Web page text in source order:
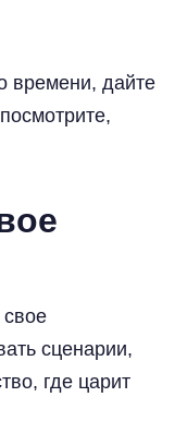
времени, дайте
сценарии,
где царит